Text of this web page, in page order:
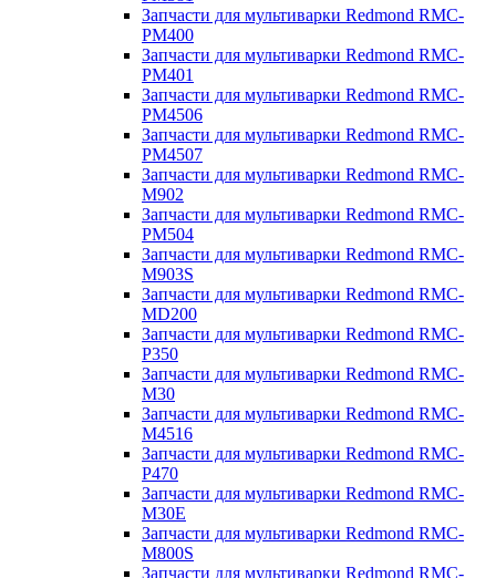
Запчасти для мультиварки Redmond RMC-
PM400
Запчасти для мультиварки Redmond RMC-
PM401
Запчасти для мультиварки Redmond RMC-
PM4506
Запчасти для мультиварки Redmond RMC-
PM4507
Запчасти для мультиварки Redmond RMC-
M902
Запчасти для мультиварки Redmond RMC-
PM504
Запчасти для мультиварки Redmond RMC-
M903S
Запчасти для мультиварки Redmond RMC-
MD200
Запчасти для мультиварки Redmond RMC-
P350
Запчасти для мультиварки Redmond RMC-
M30
Запчасти для мультиварки Redmond RMC-
M4516
Запчасти для мультиварки Redmond RMC-
P470
Запчасти для мультиварки Redmond RMC-
M30E
Запчасти для мультиварки Redmond RMC-
M800S
Запчасти для мультиварки Redmond RMC-